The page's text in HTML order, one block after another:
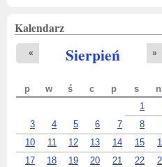
Kalendarz
Sierpień
« »
p w ś c p s
n
1
3
4 5 6 7 8
10
11 12 13 14 15
17
18 19 20 21 22